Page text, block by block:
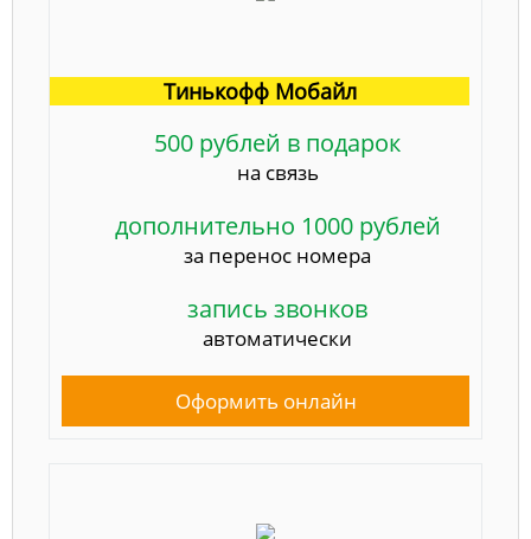
Тинькофф Мобайл
500 рублей в подарок
на связь
дополнительно 1000 рублей
за перенос номера
запись звонков
автоматически
Оформить онлайн